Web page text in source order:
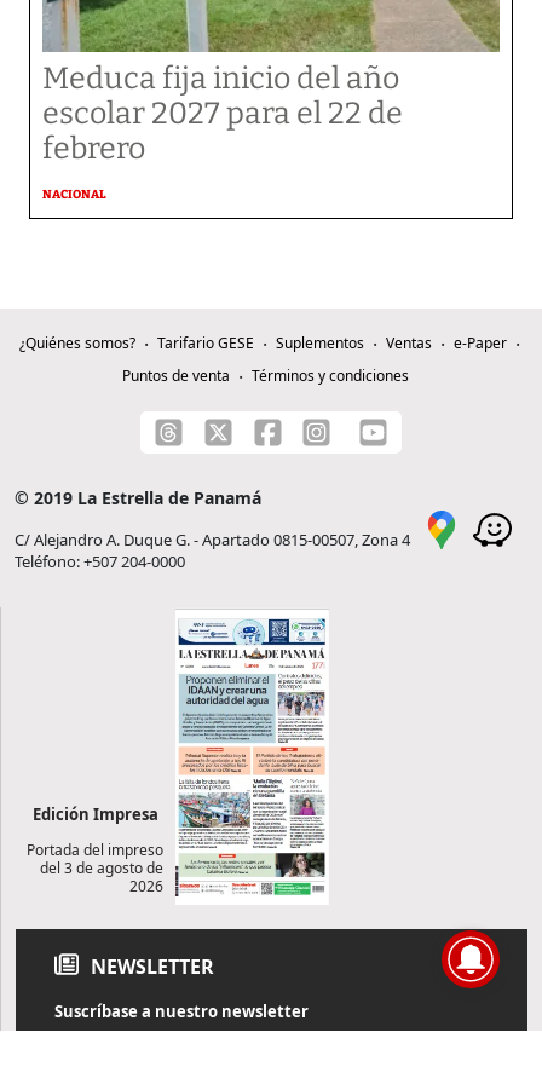
Meduca fija inicio del año
escolar 2027 para el 22 de
febrero
NACIONAL
¿Quiénes somos? Tarifario GESE Suplementos Ventas
e-Paper
Puntos de venta
Términos y condiciones
© 2019 La Estrella de Panamá
C/ Alejandro A. Duque G. - Apartado 0815-00507, Zona 4
Teléfono: +507 204-0000
Edición Impresa
Portada del impreso
del 3 de agosto de
2026
NEWSLETTER
Suscríbase a nuestro newsletter
Reciba diariamente información de actualidad directamente en